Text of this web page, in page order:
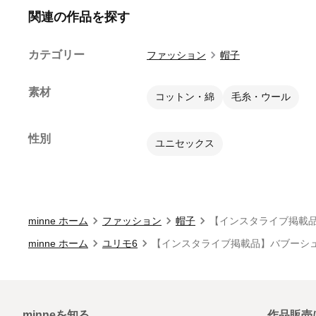
関連の作品を探す
カテゴリー ファッション 帽子
素材 コットン・綿 毛糸・ウール
性別 ユニセックス
minne ホーム ファッション 帽子
【インスタライブ掲載
minne ホーム
ユリモ6 【インスタライブ掲載品】バブーシ